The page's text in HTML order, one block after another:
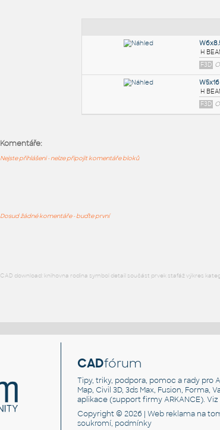
Komentáře:
Nejste přihlášeni - nelze připojit komentáře bloků
Dosud žádné komentáře - buďte první
CAD download: knihovna rodina symbol detail součást prvek stafáž výkres
CADfórum
Tipy, triky, podpora, pomoc a rady pro
Map, Civil 3D, 3ds Max, Fusion, Forma,
aplikace (support firmy ARKANCE). Viz
Copyright © 2026 |Web reklama na
soukromí, podmínky